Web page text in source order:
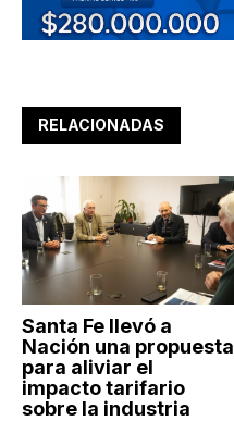
RELACIONADAS
Santa Fe llevó a
Nación una propuesta
para aliviar el
impacto tarifario
sobre la industria